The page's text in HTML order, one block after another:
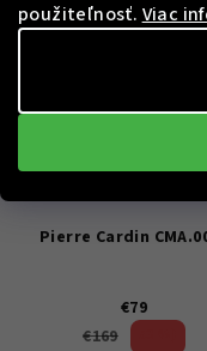
použiteľnosť. Viac
Pierre Cardin
€79
€169